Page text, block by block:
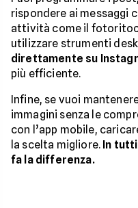
rispondere ai messaggi
attività come il
utilizzare strumenti
direttamente su
più efficiente.
Infine, se vuoi
immagini senza le
con l’app mobile,
la scelta migliore. In
fa la differenza.